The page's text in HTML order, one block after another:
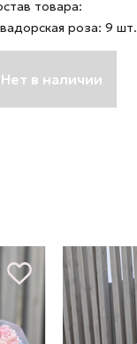
товара:
роза: 9 шт.
Нет в наличии